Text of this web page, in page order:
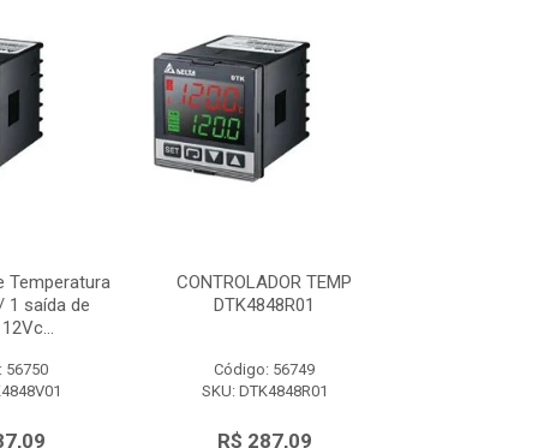
Temperatura
1 saída de
56750
CONTROLADOR TEMP
DTK4848R01
Código: 56749
SKU: DTK4848R01
R$ 287,09